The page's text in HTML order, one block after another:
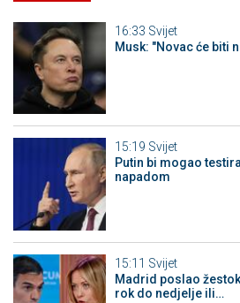
16:33 Svijet
Musk: "Novac će biti
15:19 Svijet
Putin bi mogao
napadom
15:11 Svijet
Madrid poslao
rok do nedjelje ili…